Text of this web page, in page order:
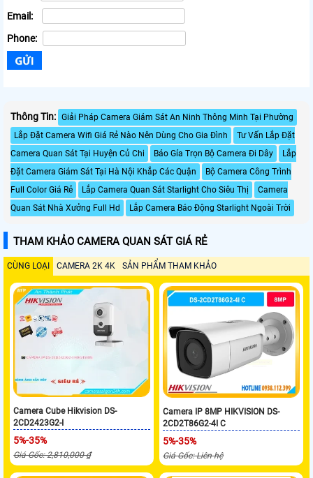
Email:
Phone:
Thông Tin: Giải Pháp Camera Giám Sát An Ninh Thông Minh Tại Phường
Lắp Đặt Camera Wifi Giá Rẻ Nào Nên Dùng Cho Gia Đình
Tư Vấn Lắp Đặt
Camera Quan Sát Tại Huyện Củ Chi
Báo Gía Trọn Bộ Camera Đi Dây
Lắp
Đặt Camera Giám Sát Tại Hà Nội Khắp Các Quận
Bộ Camera Công Trình
Full Color Giá Rẻ
Lắp Camera Quan Sát Starlight Cho Siêu Thị
Camera
Quan Sát Nhà Xưởng Full Hd
Lắp Camera Báo Động Starlight Ngoài Trời
THAM KHẢO CAMERA QUAN SÁT GIÁ RẺ
CÙNG LOẠI CAMERA 2K 4K SẢN PHẨM THAM KHẢO
Camera Cube Hikvision DS-
2CD2423G2-I
5%-35%
Giá Gốc: 2,810,000 ₫
Camera IP 8MP HIKVISION DS-
2CD2T86G2-4I C
5%-35%
Giá Gốc: Liên hệ